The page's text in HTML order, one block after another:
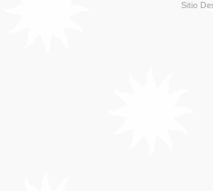
Sitio